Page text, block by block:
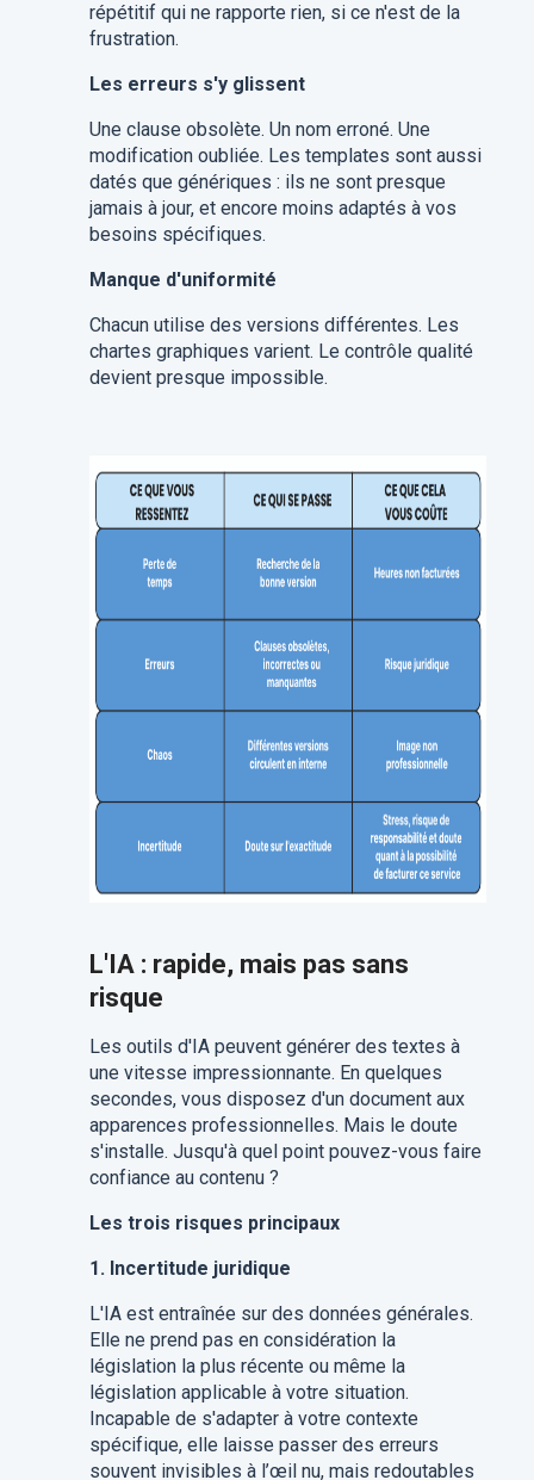
répétitif qui ne rapporte rien, si ce n'est de la
frustration.
Les erreurs s'y glissent
Une clause obsolète. Un nom erroné. Une
modification oubliée. Les templates sont aussi
datés que génériques : ils ne sont presque
jamais à jour, et encore moins adaptés à vos
besoins spécifiques.
Manque d'uniformité
Chacun utilise des versions différentes. Les
chartes graphiques varient. Le contrôle qualité
devient presque impossible.
L'IA : rapide, mais pas sans
risque
Les outils d'IA peuvent générer des textes à
une vitesse impressionnante. En quelques
secondes, vous disposez d'un document aux
apparences professionnelles. Mais le doute
s'installe. Jusqu'à quel point pouvez-vous faire
confiance au contenu ?
Les trois risques principaux
1. Incertitude juridique
L'IA est entraînée sur des données générales.
Elle ne prend pas en considération la
législation la plus récente ou même la
législation applicable à votre situation.
Incapable de s'adapter à votre contexte
spécifique, elle laisse passer des erreurs
souvent invisibles à l’œil nu, mais redoutables